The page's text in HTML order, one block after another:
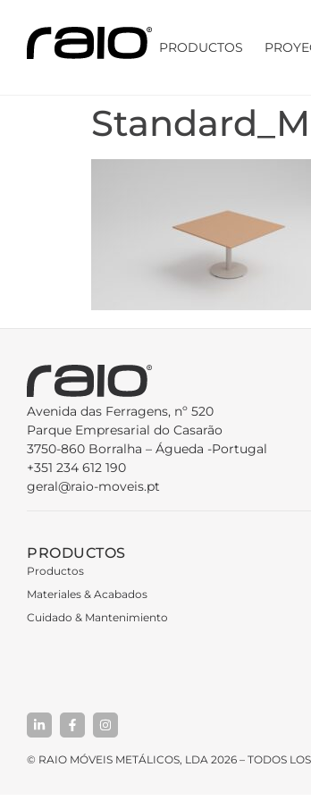
PRODUCTOS
Avenida das Ferragens, nº 520
Parque Empresarial do Casarão
3750-860 Borralha – Águeda -Portugal
+351 234 612 190
geral@raio-moveis.pt
PRODUCTOS
Productos
Materiales & Acabados
Cuidado & Mantenimiento
© RAIO MÓVEIS METÁLICOS, LDA 2026 – TODOS